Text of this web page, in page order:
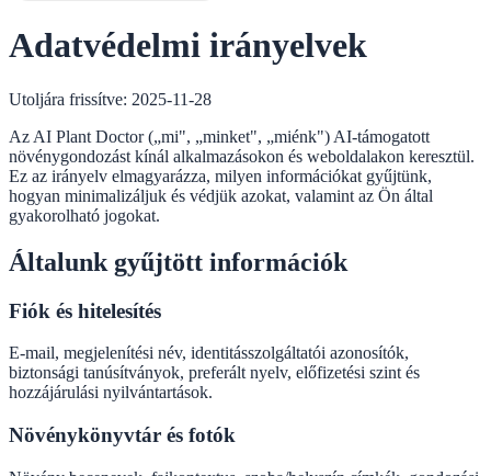
Adatvédelmi irányelvek
Utoljára frissítve: 2025-11-28
Az AI Plant Doctor („mi", „minket", „miénk") AI-támogatott
növénygondozást kínál alkalmazásokon és weboldalakon keresztül.
Ez az irányelv elmagyarázza, milyen információkat gyűjtünk,
hogyan minimalizáljuk és védjük azokat, valamint az Ön által
gyakorolható jogokat.
Általunk gyűjtött információk
Fiók és hitelesítés
E-mail, megjelenítési név, identitásszolgáltatói azonosítók,
biztonsági tanúsítványok, preferált nyelv, előfizetési szint és
hozzájárulási nyilvántartások.
Növénykönyvtár és fotók